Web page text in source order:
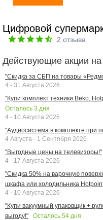
Цифровой
2 отзыва
Действующие акции на
"Скидка за СБП на товары
4 - 31 Августа 2026
"Купи комплект техники Beko,
Осталось 3 дня
4 - 10 Августа 2026
"Аудиосистема в комплекте при
4 Августа - 1 Сентября 2026
"Выгодные цены на телевизоры!"
4 - 17 Августа 2026
"Скидка 50% на варочную
шкафа или холодильника
4 - 10 Августа 2026
"Купи вакуумный упаковщик +
выгоду!"
Осталось 54 дня